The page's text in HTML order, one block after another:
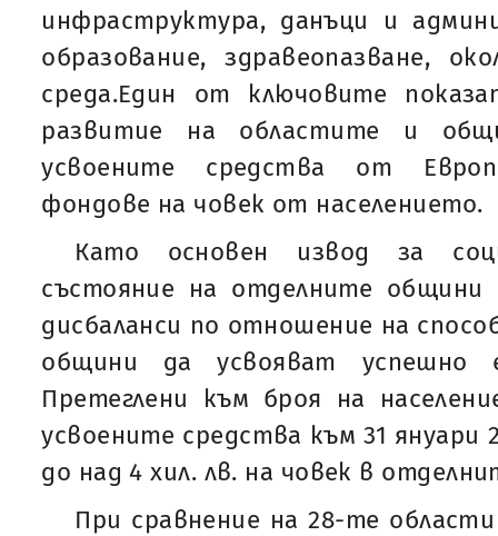
инфраструктура, данъци и
образование, здравеопазване,
среда.Един от ключовите
развитие на областите и
усвоените средства от
фондове на човек от населението.
Като основен извод за
състояние на отделните
дисбаланси по отношение на
общини да усвояват успешно
Претеглени към броя на
усвоените средства към 31 януари
до над 4 хил. лв. на човек в
При сравнение на 28-те